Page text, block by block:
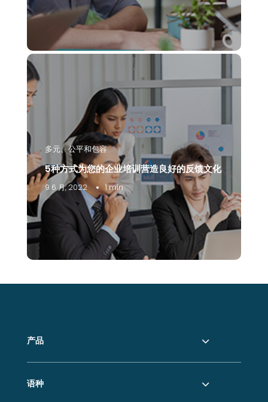
多元、公平和包容
5种方式为您的企业培训营造良好的反馈文化
9 6 月, 2022 1 min
产品
语种